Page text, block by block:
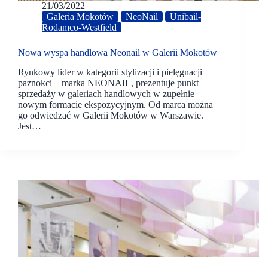
21/03/2022
Galeria Mokotów
NeoNail
Unibail-
Rodamco-Westfield
Nowa wyspa handlowa Neonail w Galerii Mokotów
Rynkowy lider w kategorii stylizacji i pielęgnacji
paznokci – marka NEONAIL, prezentuje punkt
sprzedaży w galeriach handlowych w zupełnie
nowym formacie ekspozycyjnym. Od marca można
go odwiedzać w Galerii Mokotów w Warszawie.
Jest…